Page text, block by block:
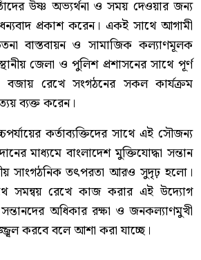
উষ্ণ অভ্যর্থনা ও সময় দেওয়ার জন্য
প্রকাশ করেন। একই সাথে আগামী
বাস্তবায়ন ও সামাজিক কল্যাণমূলক
জেলা ও পুলিশ প্রশাসনের সাথে পূর্ণ
বজায় রেখে সংগঠনের সকল কার্যক্রম
ব্যক্ত করেন।
কর্তাব্যক্তিদের সাথে এই সৌজন্য
মাধ্যমে বাংলাদেশ মুক্তিযোদ্ধা সন্তান
সাংগঠনিক তৎপরতা আরও সুদৃঢ় হলো।
সমন্বয় রেখে কাজ করার এই উদ্যোগ
সন্তানদের অধিকার রক্ষা ও জনকল্যাণমুখী
করবে বলে আশা করা যাচ্ছে।